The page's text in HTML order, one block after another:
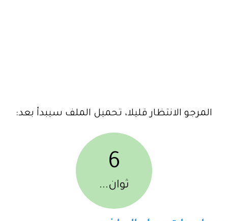
المرجو الانتظار قليلا، تحميل الملف سيبدأ بعد:
6
ثوان...